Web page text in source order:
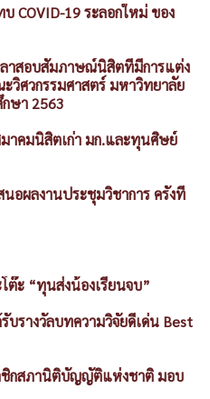
COVID-19 ระลอกใหม่ ของ
ลาสอบสัมภาษณ์นิสิตที่มีการแต่ง
วิศวกรรมศาสตร์ มหาวิทยาลัย
ษา 2563
าคมนิสิตเก่า มก.และทุนศิษย์
อผลงานประชุมวิชาการ ครั้งที่
ต๊ะ “ทุนส่งน้องเรียนจบ”
บรางวัลบทความวิจัยดีเด่น Best
ชิกสภานิติบัญญัติแห่งชาติ มอบ